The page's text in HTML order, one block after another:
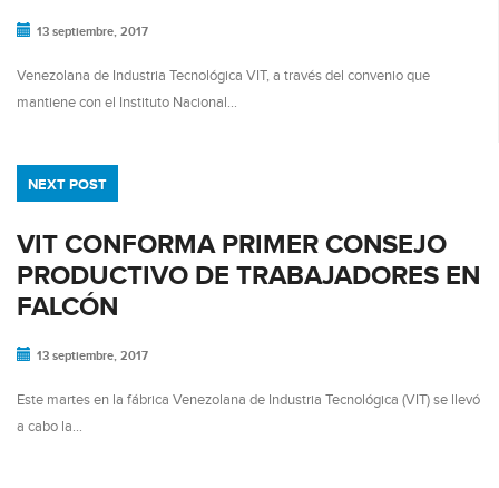
13 septiembre, 2017
Venezolana de Industria Tecnológica VIT, a través del convenio que
mantiene con el Instituto Nacional…
NEXT POST
VIT CONFORMA PRIMER CONSEJO
PRODUCTIVO DE TRABAJADORES EN
FALCÓN
13 septiembre, 2017
Este martes en la fábrica Venezolana de Industria Tecnológica (VIT) se llevó
a cabo la…